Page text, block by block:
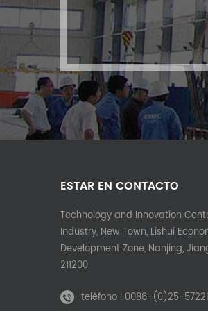
ESTAR EN CONTACTO
Technology and Innovation
Industry, New Town, Lishui
Development Zone, Nanjing,
211200
teléfono : 0086-(0)25-